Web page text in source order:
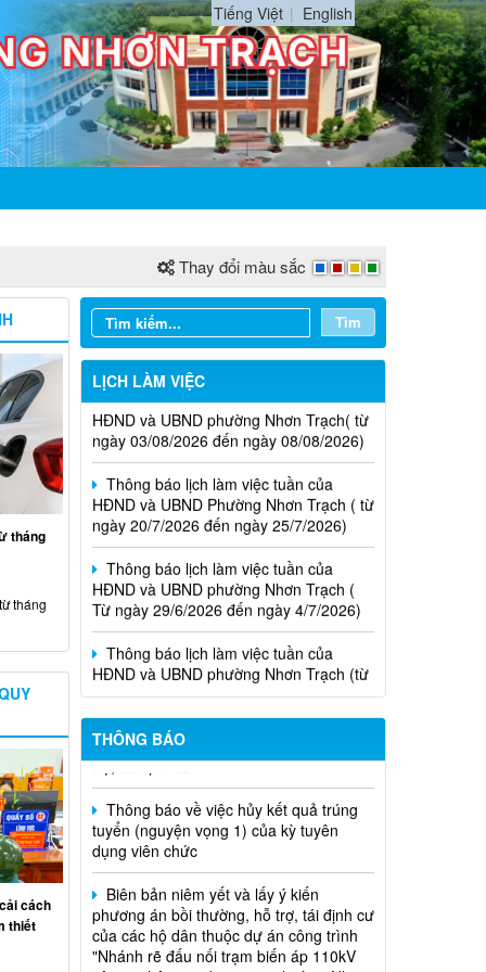
Tiếng Việt English
Thay đổi màu sắc
Tìm
LỊCH LÀM VIỆC
Thông báo lịch làm việc tuần của
HĐND và UBND phường Nhơn Trạch( từ
ngày 03/08/2026 đến ngày 08/08/2026)
Thông báo lịch làm việc tuần của
HĐND và UBND Phường Nhơn Trạch ( từ
ngày 20/7/2026 đến ngày 25/7/2026)
Thông báo lịch làm việc tuần của
HĐND và UBND phường Nhơn Trạch (
Từ ngày 29/6/2026 đến ngày 4/7/2026)
Thông báo lịch làm việc tuần của
HĐND và UBND phường Nhơn Trạch (từ
ngày 15/6/2026 đến ngày 21/6/2026
Thông báo lịch tiếp công dân của Chủ
tịch Hội đồng nhân dân phường tại các
khu phố trên địa bàn phường Nhơn
Trạch năm 2026
THÔNG BÁO
Niêm yết phương án bồi thường, hỗ
trợ, tái định cư
Thông báo về việc hủy kết quả trúng
tuyển (nguyện vọng 1) của kỳ tuyên
dụng viên chức
Biên bản niêm yết và lấy ý kiến
phương án bồi thường, hỗ trợ, tái định cư
của các hộ dân thuộc dự án công trình
"Nhánh rẽ đấu nối trạm biến áp 110kV
công nghệ cao" đoạn qua phường Nhơn
Trạch, thành phố Đồng Nai
tháng
tháng
cách
thiết